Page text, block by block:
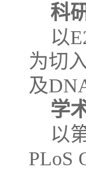
科
以
为切
及
学
以
PLoS